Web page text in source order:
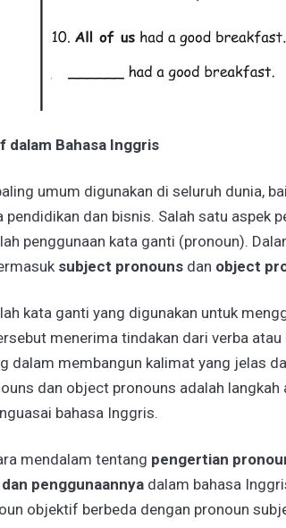
dalam Bahasa Inggris
umum digunakan di seluruh dunia,
dan bisnis. Salah satu aspek
penggunaan kata ganti (pronoun).
subject pronouns dan object
kata ganti yang digunakan untuk
menerima tindakan dari verba
dalam membangun kalimat yang jelas
dan object pronouns adalah langkah
bahasa Inggris.
mendalam tentang pengertian
penggunaannya dalam bahasa
objektif berbeda dengan pronoun